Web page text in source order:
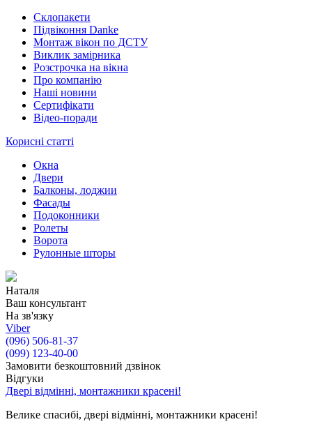
Склопакети
Підвіконня Danke
Монтаж вікон по ДСТУ
Виклик замірника
Розстрочка на вікна
Про компанію
Наші новини
Сертифікати
Відео-поради
Корисні статті
Окна
Двери
Балконы, лоджии
Фасады
Подоконники
Ролеты
Ворота
Рулонные шторы
Наталя
Ваш консультант
На зв'язку
Viber
(096) 506-81-37
(099) 123-40-00
Замовити безкоштовний дзвінок
Відгуки
Двері відмінні, монтажники красені!
Велике спасибі, двері відмінні, монтажники красені!